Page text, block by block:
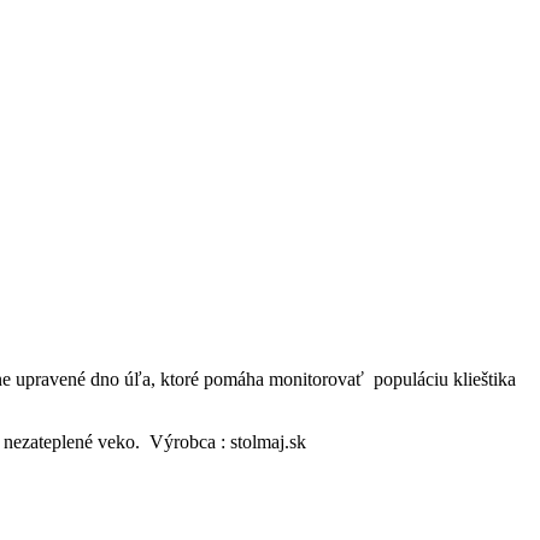
upravené dno úľa, ktoré pomáha monitorovať populáciu klieštika
veko. Výrobca : stolmaj.sk